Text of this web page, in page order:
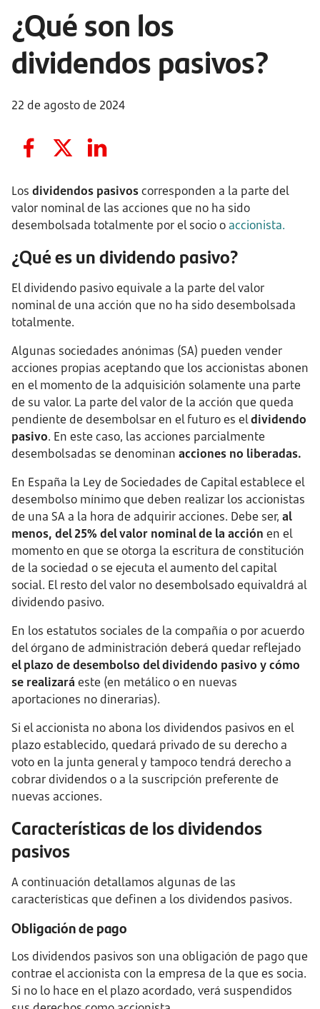
¿Qué son los
dividendos pasivos?
22 de agosto de 2024
Los dividendos pasivoscorresponden a la parte del
valor nominal de las acciones que no ha sido
desembolsada totalmente por el socio oaccionista.
¿Qué es un dividendo pasivo?
El dividendo pasivo equivale a la parte del valor
nominal de una acción que no ha sido desembolsada
totalmente.
Algunas sociedades anónimas (SA) pueden vender
acciones propias aceptando que los accionistas abonen
en el momento de la adquisición solamente una parte
de su valor. La parte del valor de la acción que queda
pendiente de desembolsar en el futuro es eldividendo
pasivo. En este caso, las acciones parcialmente
desembolsadas se denominan acciones no liberadas.
En España la Ley de Sociedades de Capital establece el
desembolso mínimo que deben realizar los accionistas
de una SA a la hora de adquirir acciones. Debe ser, al
menos, del 25% del valor nominal de la acción en el
momento en que se otorga la escritura de constitución
de la sociedad o se ejecuta el aumento del capital
social. El resto del valor no desembolsado equivaldrá al
dividendo pasivo.
En los estatutos sociales de la compañía o por acuerdo
del órgano de administración deberá quedar reflejado
el plazo de desembolso del dividendo pasivo y cómo
se realizará este (en metálico o en nuevas
aportaciones no dinerarias).
Si el accionista no abona los dividendos pasivos en el
plazo establecido, quedará privado de su derecho a
voto en la junta general y tampoco tendrá derecho a
cobrar dividendos o a la suscripción preferente de
nuevas acciones.
Características de los dividendos
pasivos
A continuación detallamos algunas de las
características que definen a los dividendos pasivos.
Obligación de pago
Los dividendos pasivos son una obligación de pago que
contrae el accionista con la empresa de la que es socia.
Si no lo hace en el plazo acordado, verá suspendidos